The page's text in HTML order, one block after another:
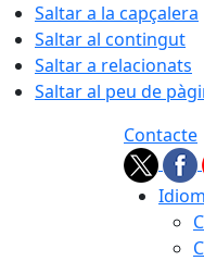
Saltar a la capçalera
Saltar al contingut
Saltar a relacionats
Saltar al peu de
Contacte